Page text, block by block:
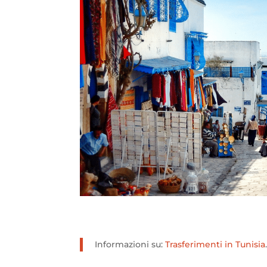
Informazioni su:Trasferimenti in Tunisia.